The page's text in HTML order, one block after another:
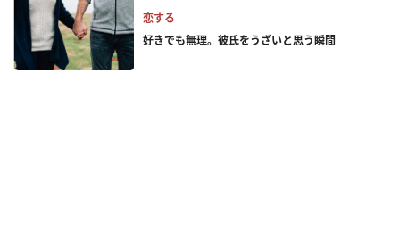
恋する
好きでも無理。彼氏をうざいと思う瞬間